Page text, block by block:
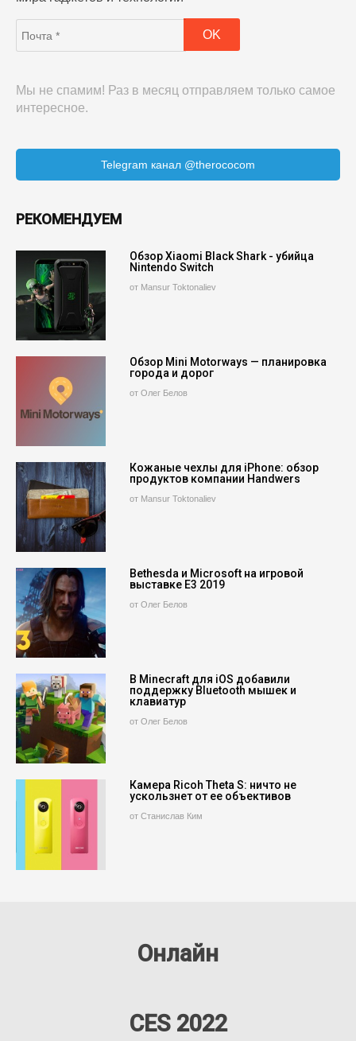
Мы не спамим! Раз в месяц отправляем только самое
интересное.
Telegram канал @therococom
РЕКОМЕНДУЕМ
Обзор Xiaomi Black Shark - убийца
Nintendo Switch
от Mansur Toktonaliev
Обзор Mini Motorways — планировка
города и дорог
от Олег Белов
Кожаные чехлы для iPhone: обзор
продуктов компании Handwers
от Mansur Toktonaliev
Bethesda и Microsoft на игровой
выставке E3 2019
от Олег Белов
В Minecraft для iOS добавили
поддержку Bluetooth мышек и
клавиатур
от Олег Белов
Камера Ricoh Theta S: ничто не
ускользнет от ее объективов
от Станислав Ким
Онлайн
CES 2022